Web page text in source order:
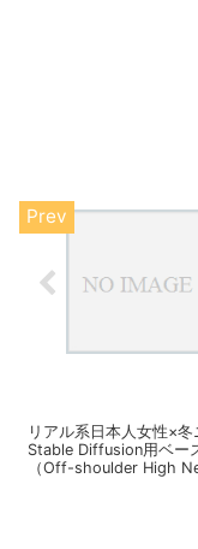
リアル系日本人女性×冬
Stable Diffusion用ベー
（Off-shoulder High